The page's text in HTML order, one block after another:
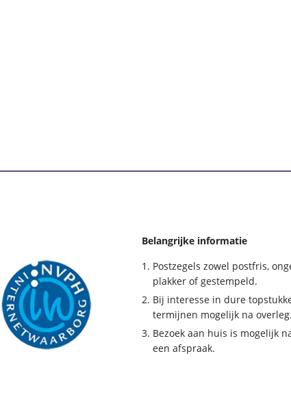
Belangrijke informatie
Postzegels zowel postfris,
plakker of gestempeld.
Bij interesse in dure
termijnen mogelijk na overleg.
Bezoek aan huis is mogelijk
een afspraak.